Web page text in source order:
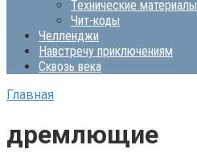
Технические материалы
Чит-коды
Челленджи
Навстречу приключениям
Сквозь века
Главная
дремлющие